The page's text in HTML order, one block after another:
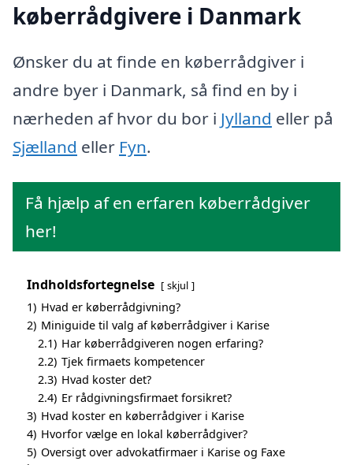
køberrådgivere i Danmark
Ønsker du at finde en køberrådgiver i
andre byer i Danmark, så find en by i
nærheden af hvor du bor i Jylland eller på
Sjælland eller Fyn.
Få hjælp af en erfaren køberrådgiver
her!
Indholdsfortegnelse skjul
1) Hvad er køberrådgivning?
2) Miniguide til valg af køberrådgiver i Karise
2.1) Har køberrådgiveren nogen erfaring?
2.2) Tjek firmaets kompetencer
2.3) Hvad koster det?
2.4) Er rådgivningsfirmaet forsikret?
3) Hvad koster en køberrådgiver i Karise
4) Hvorfor vælge en lokal køberrådgiver?
5) Oversigt over advokatfirmaer i Karise og Faxe